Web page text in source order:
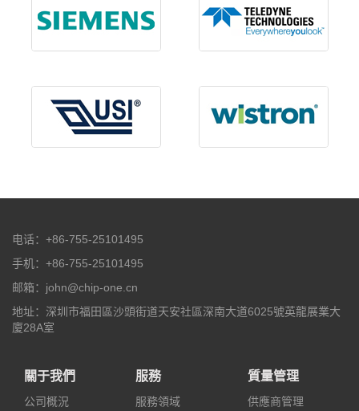
电话：+86-755-25101495
手机：+86-755-25101495
邮箱：john@chip-one.cn
地址：深圳市福田區沙頭街道天安社區深南大道6025號英龍展業大
廈28A室
關于我們
公司概況
服務
服務領域
質量管理
供應商管理